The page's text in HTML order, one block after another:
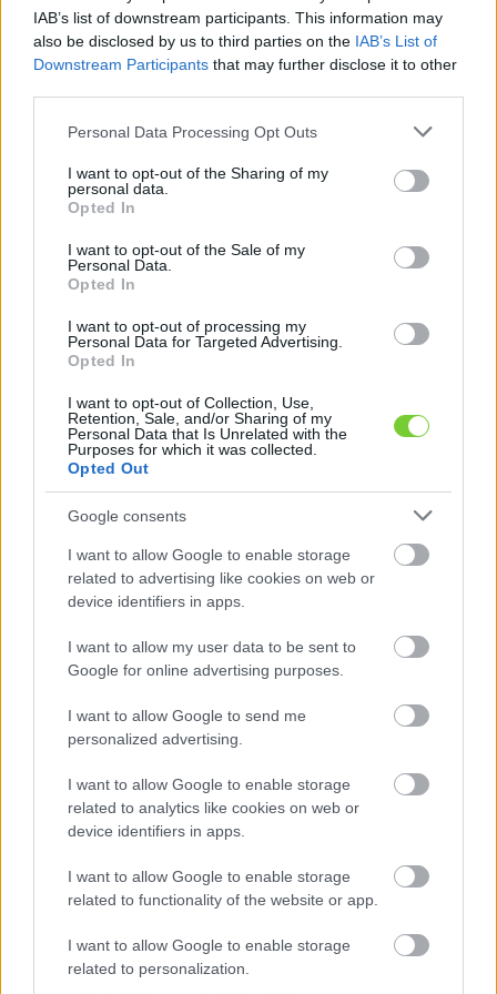
IAB’s list of downstream participants. This information may
also be disclosed by us to third parties on the IAB’s List of
Downstream Participants that may further disclose it to other
Please note that this website/app uses one or more Google
not limited to your visit or usage behaviour. You may click to
grant or deny consent to Google and its third-party tags to
use your data for below specified purposes in below Google
consent section.
Personal Data Processing Opt Outs
I want to opt-out of the Sharing of my
personal data.
Opted In
I want to opt-out of the Sale of my
Personal Data.
Opted In
I want to opt-out of processing my
Personal Data for Targeted Advertising.
Opted In
I want to opt-out of Collection, Use,
Retention, Sale, and/or Sharing of my
Personal Data that Is Unrelated with the
Purposes for which it was collected.
Opted Out
Google consents
I want to allow Google to enable storage
related to advertising like cookies on web or
device identifiers in apps.
I want to allow my user data to be sent to
Google for online advertising purposes.
I want to allow Google to send me
personalized advertising.
I want to allow Google to enable storage
related to analytics like cookies on web or
device identifiers in apps.
I want to allow Google to enable storage
related to functionality of the website or app.
I want to allow Google to enable storage
related to personalization.
Felhasználónév
Jelszó
Elfelejtette jelszavát?
Bejelentkezés
faiskola.hu
Kertészeti, kerti termékek és szolgáltatások térképes
KERTÉSZ ÉS KERTÉSZET REGISZTRÁCIÓ
Növénykatalógus
(egész évben
Gyöngyvirágcserje (
Deutzia
hybrida'Pink Pom-pom')